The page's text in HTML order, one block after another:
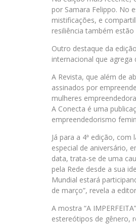
por Samara Felippo. No
mistificações, e
resiliência também
Outro destaque da
internacional que agrega
A Revista, que além de
assinados por
mulheres
A Conecta é uma
empreendedorismo
Já para a 4ª edição,
especial de aniversário,
data, trata-se de uma
pela Rede desde a sua
Mundial estará
de março”, revela a
A mostra “A
estereótipos de gênero,